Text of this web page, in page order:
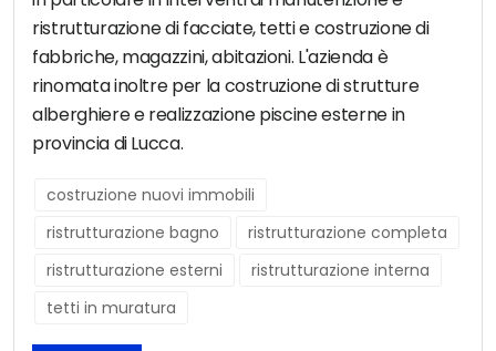
ristrutturazione di facciate, tetti e costruzione di
fabbriche, magazzini, abitazioni. L'azienda è
rinomata inoltre per la costruzione di strutture
alberghiere e realizzazione piscine esterne in
provincia di Lucca.
costruzione nuovi immobili
ristrutturazione bagno
ristrutturazione completa
ristrutturazione esterni
ristrutturazione interna
tetti in muratura